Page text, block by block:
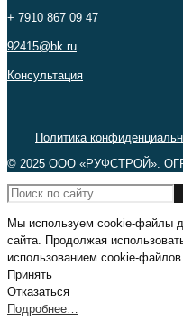
+ 7910 867 09 47
92415@bk.ru
Консультация
Политика
© 2025 ООО «РУФСТРОЙ».
Мы используем cookie-файлы
сайта. Продолжая
использованием cookie-файлов.
Принять
Отказаться
Подробнее…